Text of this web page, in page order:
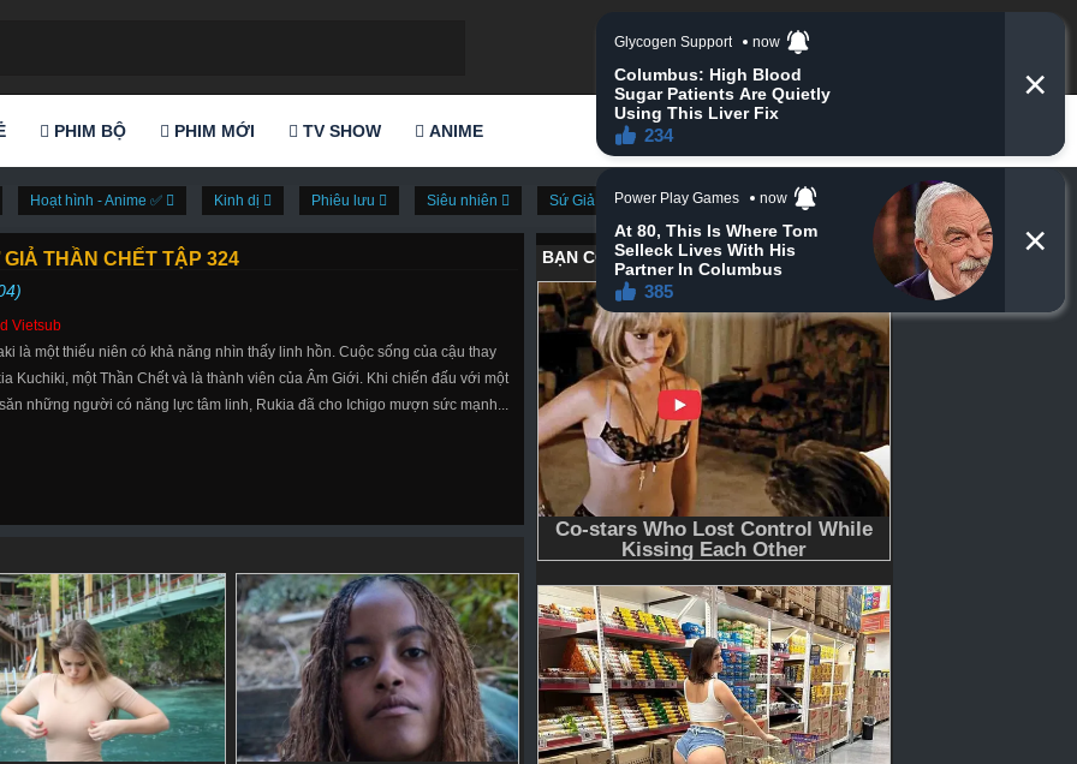
PHIM BỘ PHIM MỚI TV SHOW ANIME
Hoạt hình - Anime ✅ Kinh dị Phiêu lưu Siêu nhiên Sứ Giả Thần Chết
THẦN CHẾT TẬP 324
Vietsub
là một thiếu niên có khả năng nhìn thấy linh hồn. Cuộc sống của cậu thay
Kuchiki, một Thần Chết và là thành viên của Âm Giới. Khi chiến đấu với một
những người có năng lực tâm linh, Rukia đã cho Ichigo mượn sức mạnh...